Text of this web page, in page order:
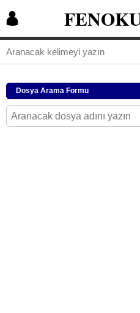
Dosya Arama Formu